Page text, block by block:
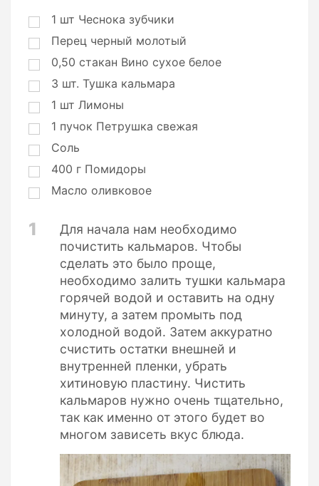
ц
и
1 шт Чеснока зубчики
Перец черный молотый
0,50 стакан Вино сухое белое
3 шт. Тушка кальмара
1 шт Лимоны
1 пучок Петрушка свежая
Соль
400 г Помидоры
Масло оливковое
1
Для начала нам необходимо
почистить кальмаров. Чтобы
сделать это было проще,
необходимо залить тушки кальмара
горячей водой и оставить на одну
минуту, а затем промыть под
холодной водой. Затем аккуратно
счистить остатки внешней и
внутренней пленки, убрать
хитиновую пластину. Чистить
кальмаров нужно очень тщательно,
так как именно от этого будет во
многом зависеть вкус блюда.